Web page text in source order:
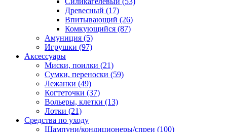
Древесный (17)
Впитывающий (26)
Комкующийся (87)
Амуниция (5)
Игрушки (97)
Аксессуары
Миски, поилки (21)
Сумки, переноски (59)
Лежанки (49)
Когтеточки (37)
Вольеры, клетки (13)
Лотки (21)
Средства по уходу
Шампуни/кондиционеры/спреи (100)